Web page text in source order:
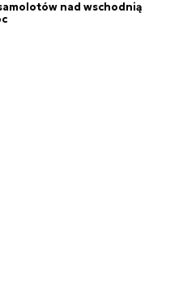
nad wschodnią